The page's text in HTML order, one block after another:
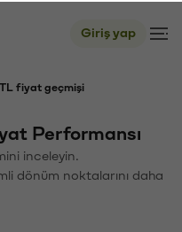
Giriş yap
fiyat geçmişi
Performansı
inceleyin.
dönüm noktalarını daha